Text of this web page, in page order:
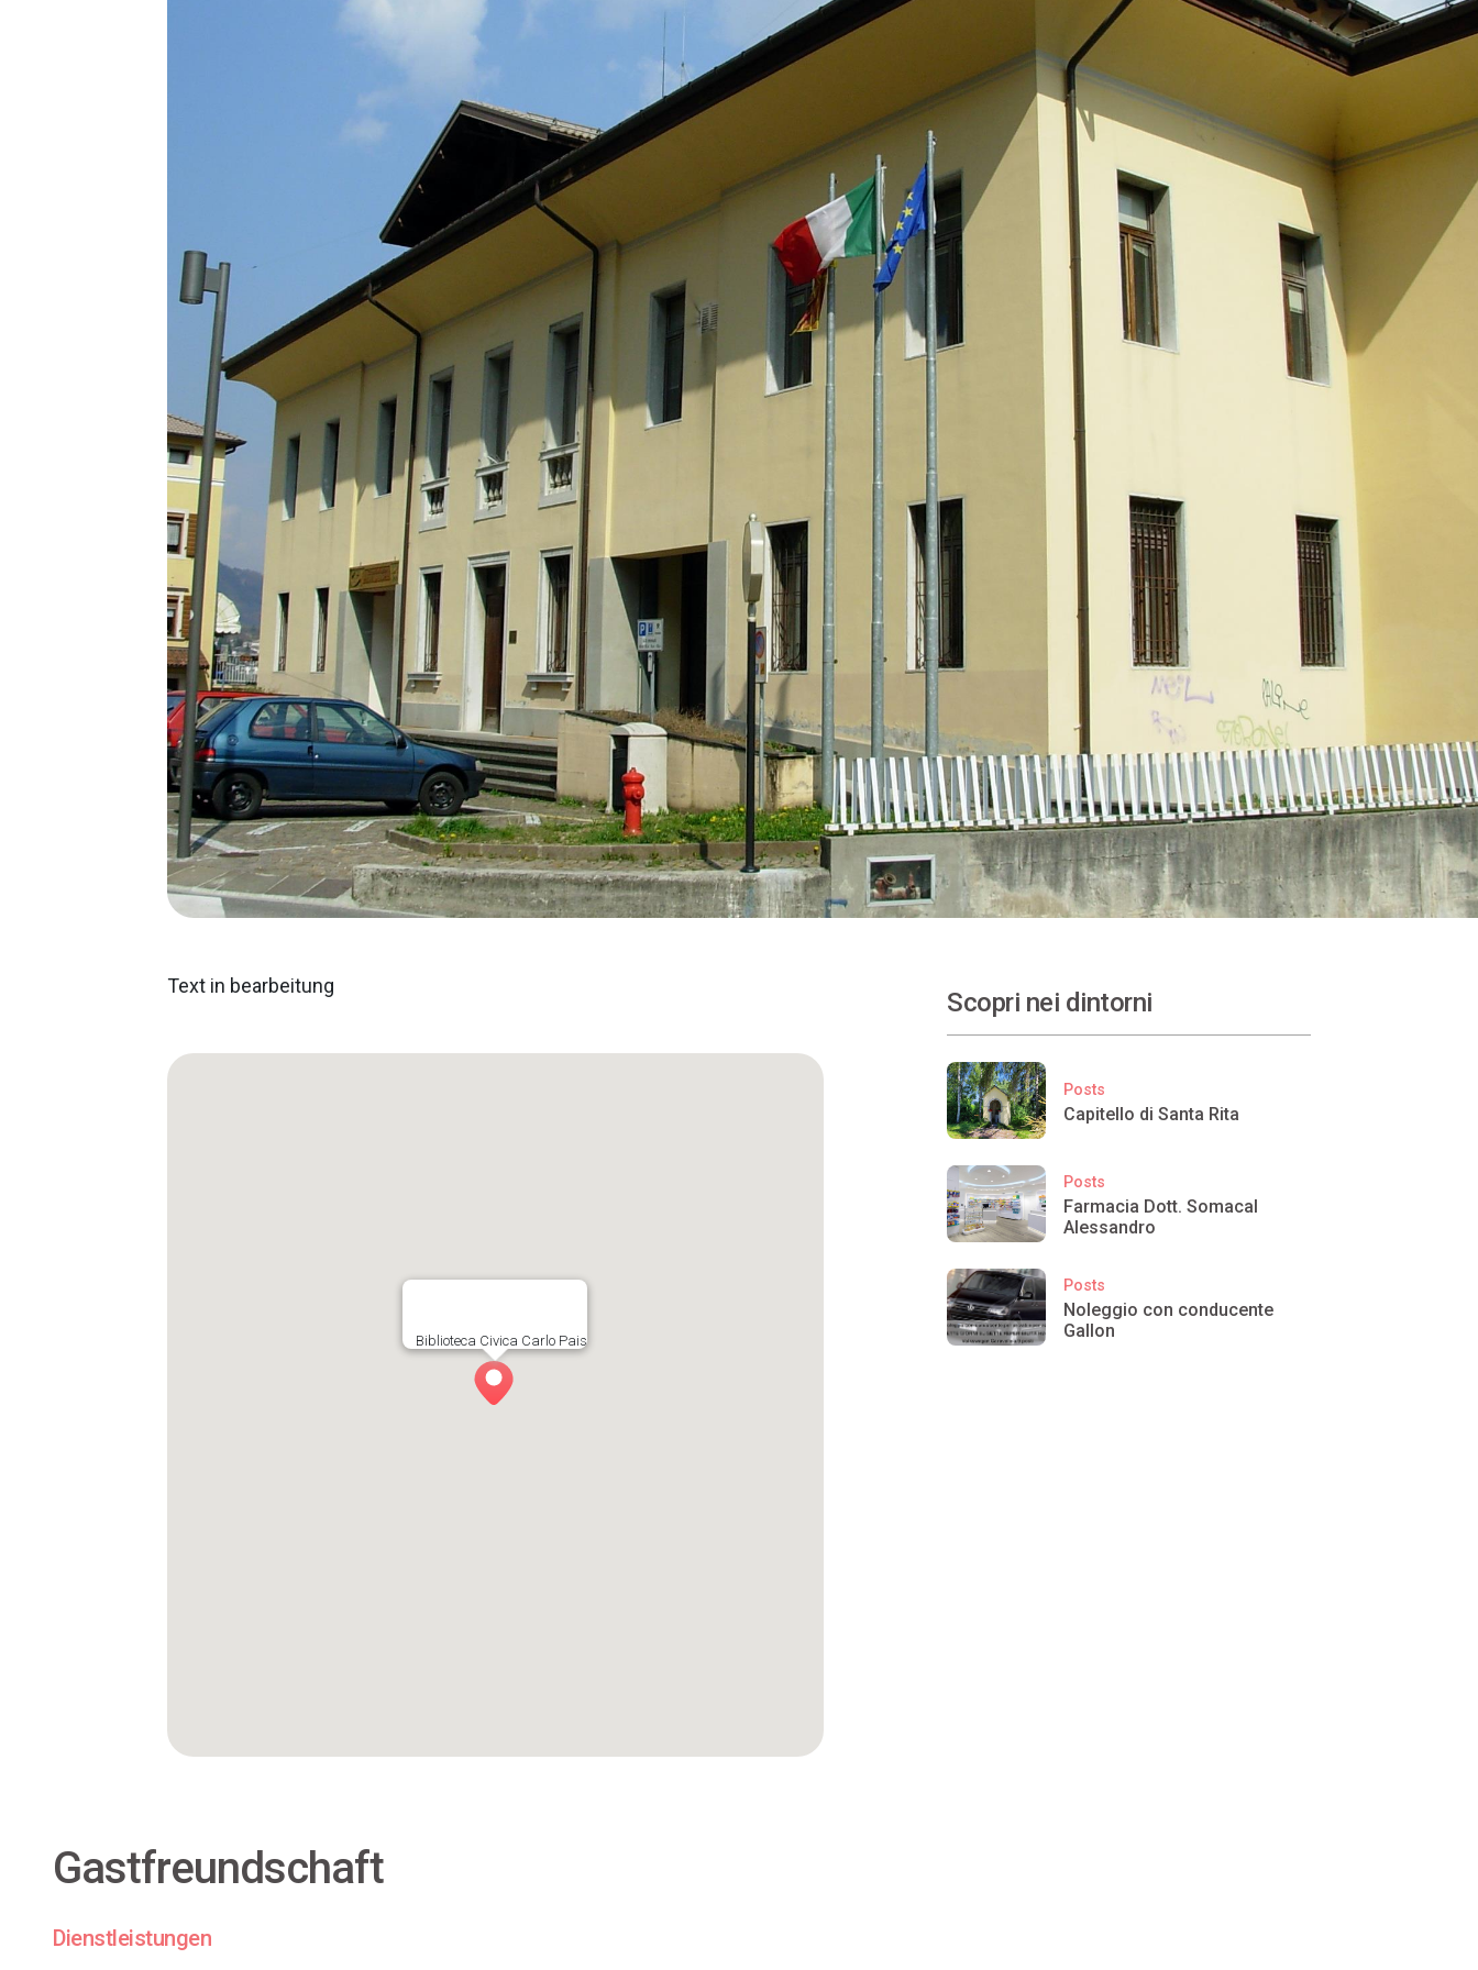
Text in bearbeitung
Biblioteca Civica Carlo Pais
Scopri nei dintorni
Posts
Capitello di Santa Rita
Posts
Farmacia Dott. Somacal
Alessandro
Posts
Noleggio con conducente
Gallon
Gastfreundschaft
Dienstleistungen